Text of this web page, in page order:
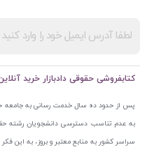
کتابفروشی حقوقی دادبازار خرید
پس از حدود ده سال خدمت رسانی به جامعه
به عدم تناسب دسترسی دانشجویان رشته
سراسر کشور به منابع معتبر و بروز، به این